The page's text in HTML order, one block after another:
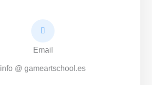
Email
info @ gameartschool.es